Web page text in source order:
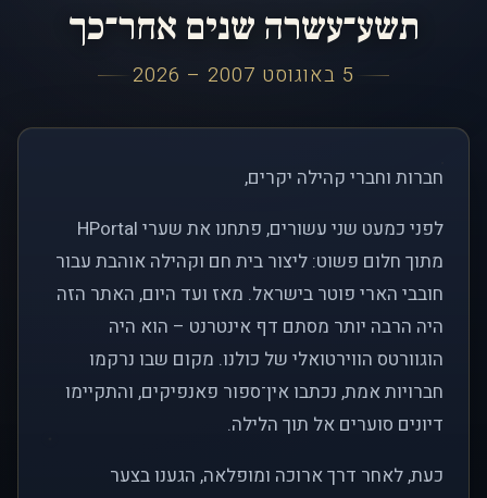
תשע־עשרה שנים אחר־כך
5 באוגוסט 2007 – 2026
חברות וחברי קהילה יקרים,
לפני כמעט שני עשורים, פתחנו את שערי HPortal
מתוך חלום פשוט: ליצור בית חם וקהילה אוהבת עבור
חובבי הארי פוטר בישראל. מאז ועד היום, האתר הזה
היה הרבה יותר מסתם דף אינטרנט – הוא היה
הוגוורטס הווירטואלי של כולנו. מקום שבו נרקמו
חברויות אמת, נכתבו אין־ספור פאנפיקים, והתקיימו
דיונים סוערים אל תוך הלילה.
כעת, לאחר דרך ארוכה ומופלאה, הגענו בצער